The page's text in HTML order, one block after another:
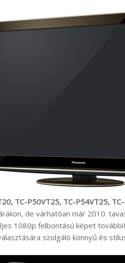
TC-P50VT25, TC-P54VT25,
de várhatóan már 2010.
1080p felbontású képet
szolgáló könnyű és